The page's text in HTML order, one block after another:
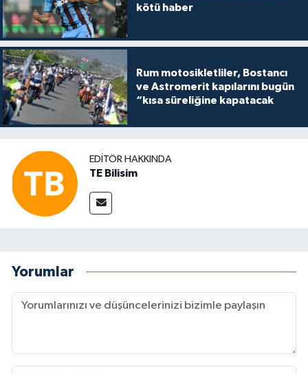
kötü haber
Rum motosikletliler, Bostancı
ve Astromerit kapılarını bugün
“kısa süreliğine kapatacak
EDITÖR HAKKINDA
TE Bilisim
Yorumlar